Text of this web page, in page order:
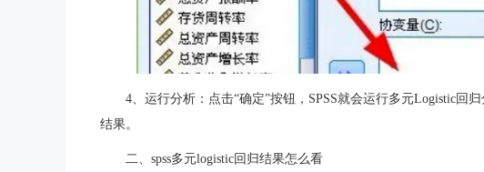
4、运行分析：点击“确定”按钮，SPSS就会运行多元Logistic回
结果。
二、spss多元logistic回归结果怎么看